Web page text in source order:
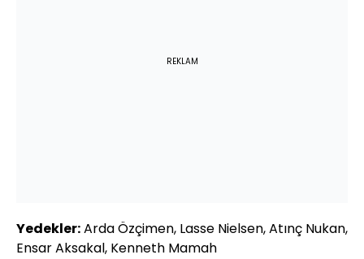
REKLAM
Yedekler:Arda Özçimen, Lasse Nielsen, Atınç Nukan,
Ensar Aksakal, Kenneth Mamah